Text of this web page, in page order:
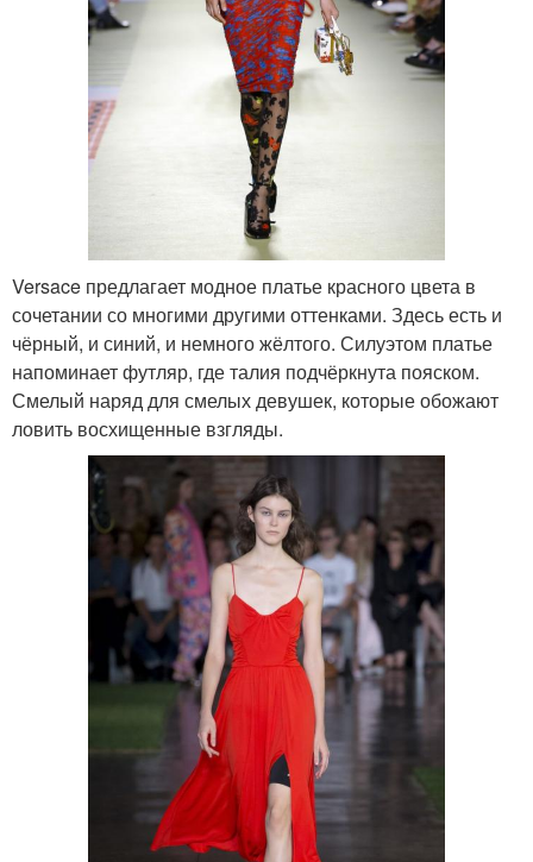
Versace предлагает модное платье красного цвета в
сочетании со многими другими оттенками. Здесь есть и
чёрный, и синий, и немного жёлтого. Силуэтом платье
напоминает футляр, где талия подчёркнута пояском.
Смелый наряд для смелых девушек, которые обожают
ловить восхищенные взгляды.